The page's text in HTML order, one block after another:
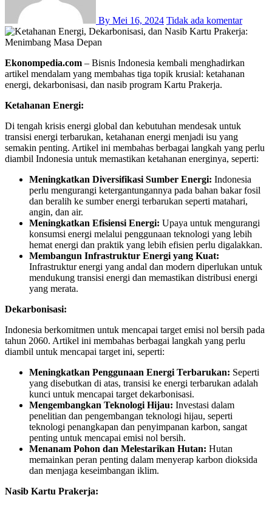
By Mei 16, 2024 Tidak ada komentar
Ekonompedia.com – Bisnis Indonesia kembali menghadirkan
artikel mendalam yang membahas tiga topik krusial: ketahanan
energi, dekarbonisasi, dan nasib program Kartu Prakerja.
Ketahanan Energi:
Di tengah krisis energi global dan kebutuhan mendesak untuk
transisi energi terbarukan, ketahanan energi menjadi isu yang
semakin penting. Artikel ini membahas berbagai langkah yang perlu
diambil Indonesia untuk memastikan ketahanan energinya, seperti:
Meningkatkan Diversifikasi Sumber Energi: Indonesia
perlu mengurangi ketergantungannya pada bahan bakar fosil
dan beralih ke sumber energi terbarukan seperti matahari,
angin, dan air.
Meningkatkan Efisiensi Energi: Upaya untuk mengurangi
konsumsi energi melalui penggunaan teknologi yang lebih
hemat energi dan praktik yang lebih efisien perlu digalakkan.
Membangun Infrastruktur Energi yang Kuat:
Infrastruktur energi yang andal dan modern diperlukan untuk
mendukung transisi energi dan memastikan distribusi energi
yang merata.
Dekarbonisasi:
Indonesia berkomitmen untuk mencapai target emisi nol bersih pada
tahun 2060. Artikel ini membahas berbagai langkah yang perlu
diambil untuk mencapai target ini, seperti:
Meningkatkan Penggunaan Energi Terbarukan: Seperti
yang disebutkan di atas, transisi ke energi terbarukan adalah
kunci untuk mencapai target dekarbonisasi.
Mengembangkan Teknologi Hijau: Investasi dalam
penelitian dan pengembangan teknologi hijau, seperti
teknologi penangkapan dan penyimpanan karbon, sangat
penting untuk mencapai emisi nol bersih.
Menanam Pohon dan Melestarikan Hutan: Hutan
memainkan peran penting dalam menyerap karbon dioksida
dan menjaga keseimbangan iklim.
Nasib Kartu Prakerja: